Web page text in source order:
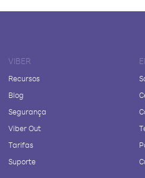
VIBER
Recursos
Blog
Segurança
Viber Out
Tarifas
Suporte